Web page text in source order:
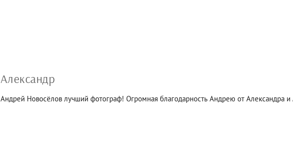
Александр
Андрей Новосёлов лучший фотограф! Огромная благодарность Андрею от Александра